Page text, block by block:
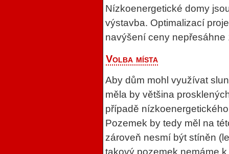
Nízkoenergetické domy
výstavba. Optimalizací
navýšení ceny nepřesáhne
Volba místa
Aby dům mohl využívat
měla by většina
případě
Pozemek by tedy měl na
zároveň nesmí být stíněn
takový pozemek nemáme